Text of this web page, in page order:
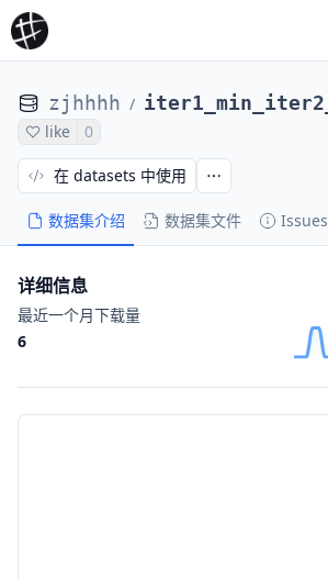
zjhhhh /
like 0
数据集介绍 数据集文件 Issues
在 datasets 中使用
详细信息
最近一个月下载量
6